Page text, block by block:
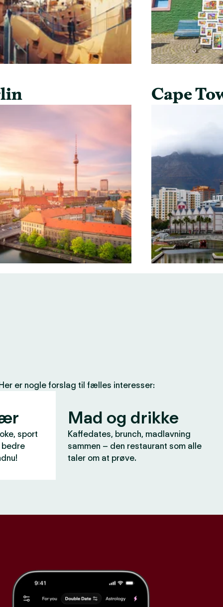
Cape
er nogle forslag til fælles interesser:
sport
bedre
Mad og drikke
Kaffedates, brunch, madlavning
sammen – den restaurant som alle
taler om at prøve.